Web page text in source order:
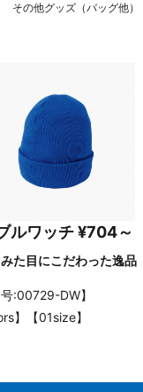
その他グッズ（バッグ他）
ルワッチ ¥704～
た目にこだわった逸品
号:00729-DW】
】【01size】